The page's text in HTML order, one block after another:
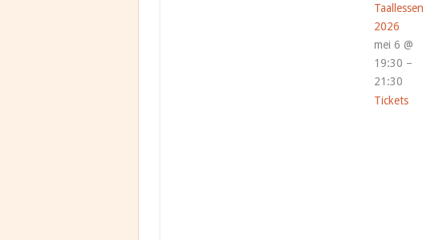
Taallessen
2026
mei 6 @
19:30 –
21:30
Tickets